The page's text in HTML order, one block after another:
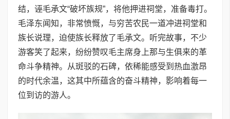
结，诬毛承文“破坏族规”，将他押进祠堂，准备毒打。
毛泽东闻知，非常愤慨，与穷苦农民一道冲进祠堂和
族长说理，迫使族长释放了毛承文。听完故事，不少
游客笑了起来，纷纷赞叹毛主席身上那与生俱来的革
命斗争精神。从斑驳的石碑，依稀能感受到热血激昂
的时代余温，这其中所蕴含的奋斗精神，影响着每一
位到访的游人。